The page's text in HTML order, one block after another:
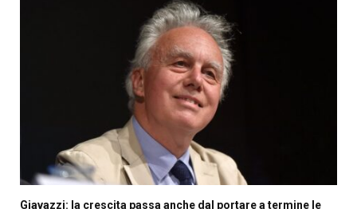
Giavazzi: la crescita passa anche dal portare a termine le